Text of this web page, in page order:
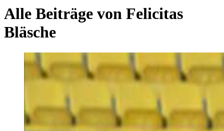
Alle Beiträge von Felicitas
Bläsche